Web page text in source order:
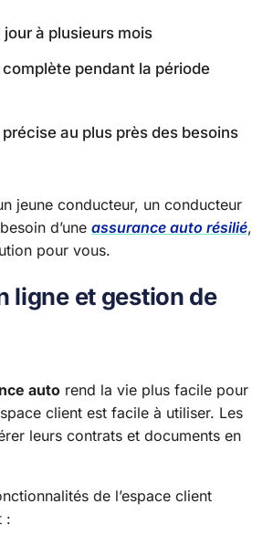
jour à plusieurs mois
pendant la période
au plus près des besoins
jeune conducteur, un conducteur
d’une assurance auto résilié,
pour vous.
ligne et gestion de
auto rend la vie plus facile pour
client est facile à utiliser. Les
leurs contrats et documents en
de l’espace client
: